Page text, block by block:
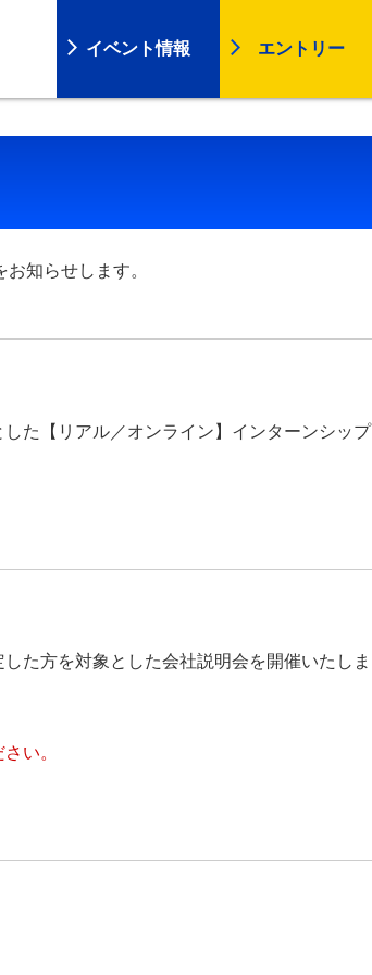
イベント情報 エントリー
知らせします。
た【リアル／オンライン】インターンシップ
た方を対象とした会社説明会を開催いたしま
い。